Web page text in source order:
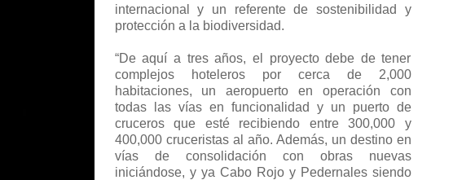
internacional y un referente de sostenibilidad y
protección a la biodiversidad.
“De aquí a tres años, el proyecto debe de tener
complejos hoteleros por cerca de 2,000
habitaciones, un aeropuerto en operación con
todas las vías en funcionalidad y un puerto de
cruceros que esté recibiendo entre 300,000 y
400,000 cruceristas al año. Además, un destino en
vías de consolidación con obras nuevas
iniciándose, y ya Cabo Rojo y Pedernales siendo